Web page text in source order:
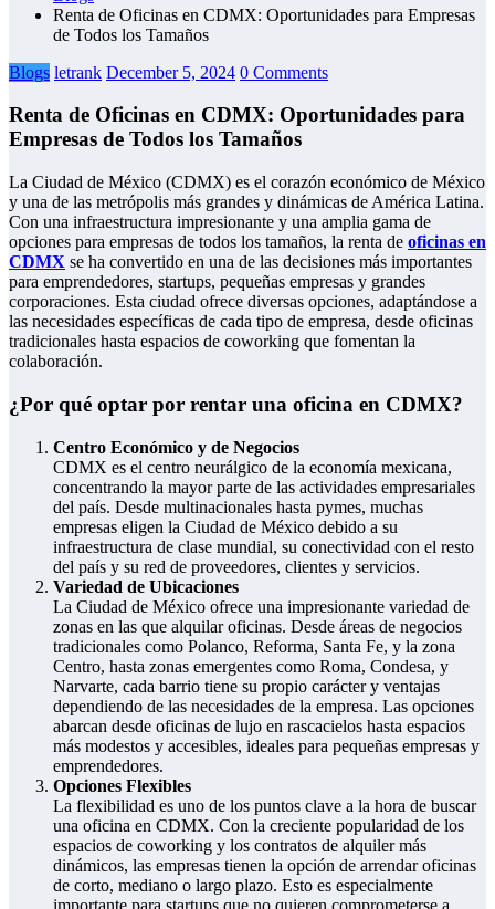
Renta de Oficinas en CDMX: Oportunidades para Empresas
de Todos los Tamaños
Blogs letrank December 5, 2024 0 Comments
Renta de Oficinas en CDMX: Oportunidades para
Empresas de Todos los Tamaños
La Ciudad de México (CDMX) es el corazón económico de México
y una de las metrópolis más grandes y dinámicas de América Latina.
Con una infraestructura impresionante y una amplia gama de
opciones para empresas de todos los tamaños, la renta de oficinas en
CDMX se ha convertido en una de las decisiones más importantes
para emprendedores, startups, pequeñas empresas y grandes
corporaciones. Esta ciudad ofrece diversas opciones, adaptándose a
las necesidades específicas de cada tipo de empresa, desde oficinas
tradicionales hasta espacios de coworking que fomentan la
colaboración.
¿Por qué optar por rentar una oficina en CDMX?
Centro Económico y de Negocios
CDMX es el centro neurálgico de la economía mexicana,
concentrando la mayor parte de las actividades empresariales
del país. Desde multinacionales hasta pymes, muchas
empresas eligen la Ciudad de México debido a su
infraestructura de clase mundial, su conectividad con el resto
del país y su red de proveedores, clientes y servicios.
Variedad de Ubicaciones
La Ciudad de México ofrece una impresionante variedad de
zonas en las que alquilar oficinas. Desde áreas de negocios
tradicionales como Polanco, Reforma, Santa Fe, y la zona
Centro, hasta zonas emergentes como Roma, Condesa, y
Narvarte, cada barrio tiene su propio carácter y ventajas
dependiendo de las necesidades de la empresa. Las opciones
abarcan desde oficinas de lujo en rascacielos hasta espacios
más modestos y accesibles, ideales para pequeñas empresas y
emprendedores.
Opciones Flexibles
La flexibilidad es uno de los puntos clave a la hora de buscar
una oficina en CDMX. Con la creciente popularidad de los
espacios de coworking y los contratos de alquiler más
dinámicos, las empresas tienen la opción de arrendar oficinas
de corto, mediano o largo plazo. Esto es especialmente
importante para startups que no quieren comprometerse a